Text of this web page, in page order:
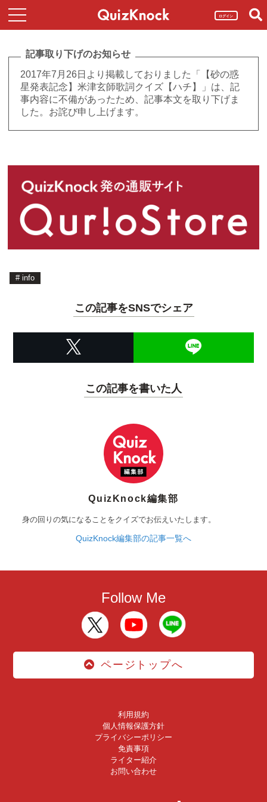
ログイン
記事取り下げのお知らせ
2017年7月26日より掲載しておりました「【砂の惑
星発表記念】米津玄師歌詞クイズ【ハチ】」は、記
事内容に不備があったため、記事本文を取り下げま
した。お詫び申し上げます。
# info
この記事をSNSでシェア
この記事を書いた人
QuizKnock編集部
身の回りの気になることをクイズでお伝えいたします。
QuizKnock編集部の記事一覧へ
Follow Me
ページトップへ
利用規約
個人情報保護方針
プライバシーポリシー
免責事項
ライター紹介
お問い合わせ